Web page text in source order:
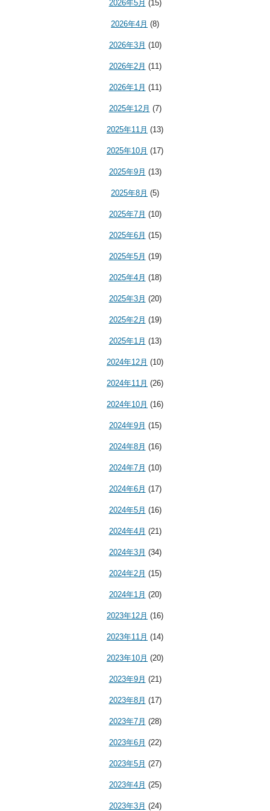
2026年5月 (15)
2026年4月 (8)
2026年3月 (10)
2026年2月 (11)
2026年1月 (11)
2025年12月 (7)
2025年11月 (13)
2025年10月 (17)
2025年9月 (13)
2025年8月 (5)
2025年7月 (10)
2025年6月 (15)
2025年5月 (19)
2025年4月 (18)
2025年3月 (20)
2025年2月 (19)
2025年1月 (13)
2024年12月 (10)
2024年11月 (26)
2024年10月 (16)
2024年9月 (15)
2024年8月 (16)
2024年7月 (10)
2024年6月 (17)
2024年5月 (16)
2024年4月 (21)
2024年3月 (34)
2024年2月 (15)
2024年1月 (20)
2023年12月 (16)
2023年11月 (14)
2023年10月 (20)
2023年9月 (21)
2023年8月 (17)
2023年7月 (28)
2023年6月 (22)
2023年5月 (27)
2023年4月 (25)
2023年3月 (24)